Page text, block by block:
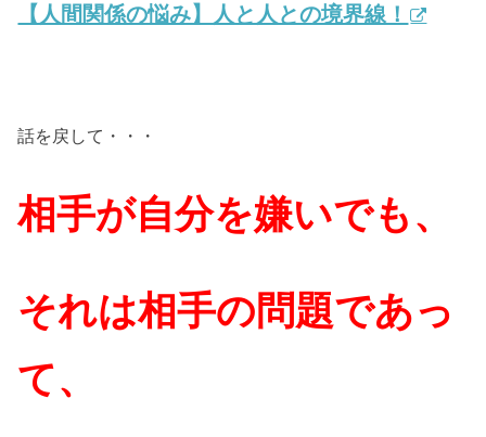
【人間関係の悩み】人と人との境界線！
話を戻して・・・
相手が自分を嫌いでも、
それは相手の問題であっ
て、